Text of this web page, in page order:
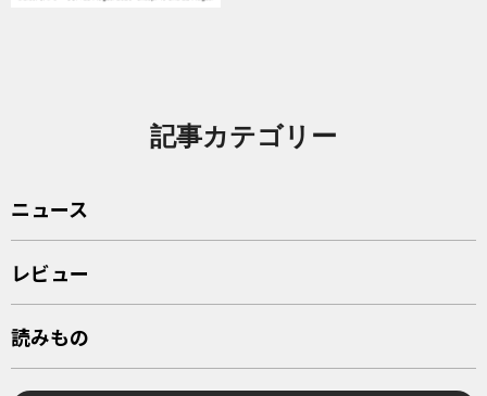
記事カテゴリー
ニュース
レビュー
読みもの